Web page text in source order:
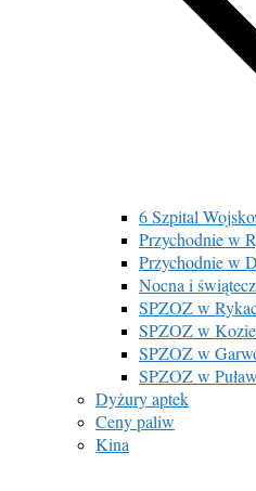
6 Szpital
Przychodnie w
Przychodnie w
Nocna i
SPZOZ w
SPZOZ w
SPZOZ w
SPZOZ w
Dyżury aptek
Ceny paliw
Kina